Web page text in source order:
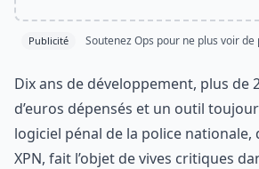
Publicité Soutenez Ops pour ne plus voir de
Dix ans de développement, plus de
d’euros dépensés et un outil
logiciel pénal de la police
XPN, fait l’objet de vives critiques